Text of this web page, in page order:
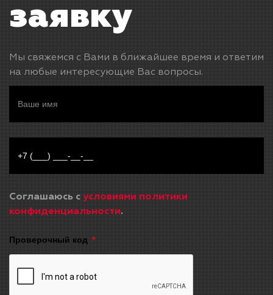
заявку
Мы свяжемся с Вами в ближайшее время и ответим
на любые интересующие Вас вопросы.
Соглашаюсь с условиями политики
конфиденциальности.
Проверочный код